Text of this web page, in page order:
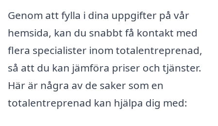
Genom att fylla i dina uppgifter på vår
hemsida, kan du snabbt få kontakt med
flera specialister inom totalentreprenad,
så att du kan jämföra priser och tjänster.
Här är några av de saker som en
totalentreprenad kan hjälpa dig med: